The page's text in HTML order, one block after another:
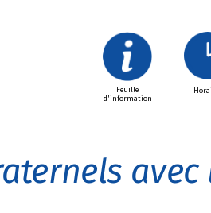
Feuille
d'information
avec